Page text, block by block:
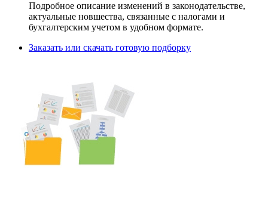
Подробное описание изменений в законодательстве,
актуальные новшества, связанные с налогами и
бухгалтерским учетом в удобном формате.
Заказать или скачать готовую подборку